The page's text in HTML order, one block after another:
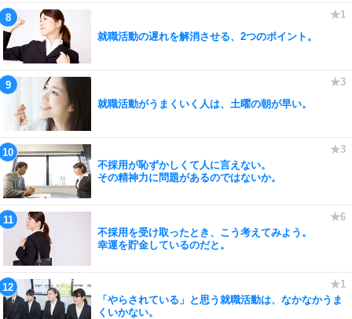
就職活動の遅れを解消させる、2つのポイント。
就職活動がうまくいく人は、土曜の朝が早い。
不採用が恥ずかしくて人に言えない。
その精神力に問題があるのではないか。
不採用を受け取ったとき、こう考えてみよう。
幸運を貯金しているのだと。
「やらされている」と思う就職活動は、なかなかうま
くいかない。